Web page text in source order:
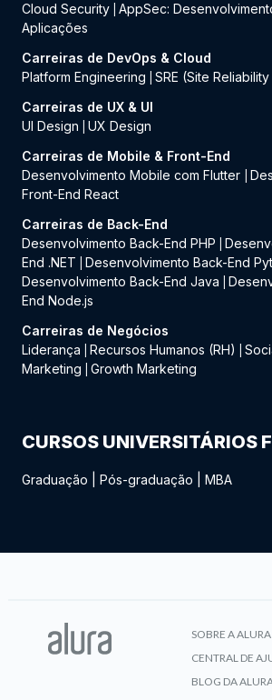
Cloud Security AppSec:
Aplicações
Carreiras de DevOps & Cloud
Platform Engineering
SRE (Site
Carreiras de UX & UI
UI Design
UX Design
Carreiras de Mobile & Front-End
Desenvolvimento Mobile com Flutter
Front-End React
Carreiras de Back-End
Desenvolvimento Back-End PHP
End .NET
Desenvolvimento Back-End
Desenvolvimento Back-End Java
End Node.js
Carreiras de Negócios
Liderança
Recursos Humanos (RH)
Marketing
Growth Marketing
CURSOS UNIVERSITÁRIOS
Graduação Pós-graduação MBA
SOBRE A ALURA
CENTRAL DE
BLOG DA